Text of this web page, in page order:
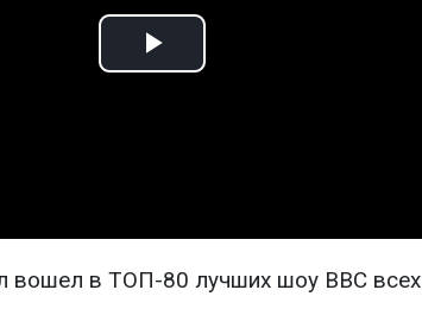
Play
вошел в ТОП-80 лучших шоу BBC всех